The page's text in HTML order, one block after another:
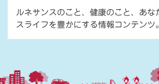
ルネサンスのこと、健康のこと、あな
スライフを豊かにする情報コンテンツ。